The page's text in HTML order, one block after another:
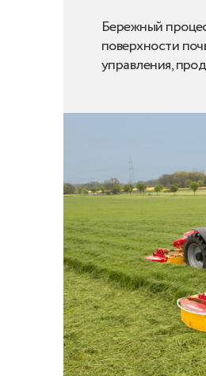
Бережный
поверхности
управления,